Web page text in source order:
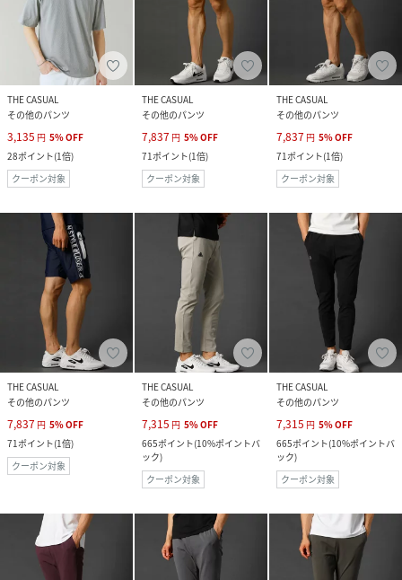
THE CASUAL
その他のパンツ
3,135 円 5%OFF
28ポイント(1倍)
クーポン対象
THE CASUAL
その他のパンツ
7,837 円 5%OFF
71ポイント(1倍)
クーポン対象
THE CASUAL
その他のパンツ
7,837 円 5%OFF
71ポイント(1倍)
クーポン対象
THE CASUAL
その他のパンツ
7,837 円 5%OFF
71ポイント(1倍)
クーポン対象
THE CASUAL
その他のパンツ
7,315 円 5%OFF
665ポイント(10%ポイントバ
ック)
クーポン対象
THE CASUAL
その他のパンツ
7,315 円 5%OFF
665ポイント(10%ポイントバ
ック)
クーポン対象